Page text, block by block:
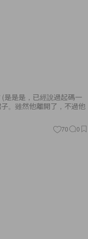
是是是，已經說過起碼一
。雖然他離開了，不過他
70 0